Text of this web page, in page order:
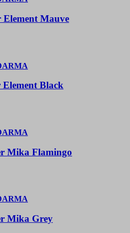
Mauve
Black
Mika Flamingo
Mika Grey